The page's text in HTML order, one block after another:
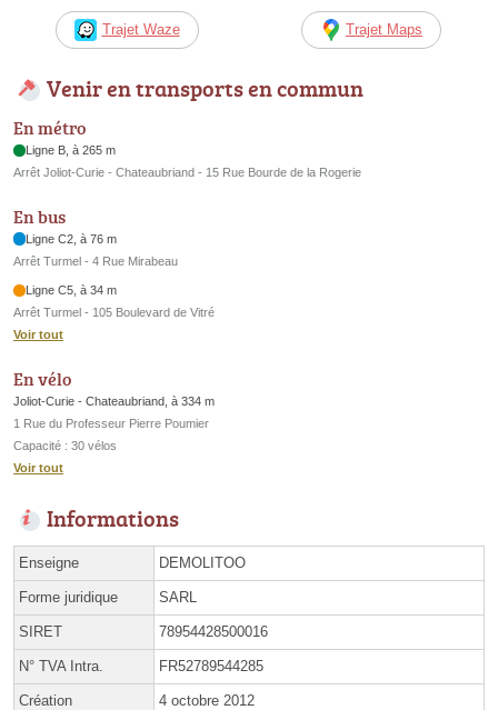
Trajet Waze Trajet Maps
Venir en transports en commun
En métro
Ligne B, à 265 m
Arrêt Joliot-Curie - Chateaubriand - 15 Rue Bourde de la Rogerie
En bus
Ligne C2, à 76 m
Arrêt Turmel - 4 Rue Mirabeau
Ligne C5, à 34 m
Arrêt Turmel - 105 Boulevard de Vitré
Voir tout
En vélo
Joliot-Curie - Chateaubriand, à 334 m
1 Rue du Professeur Pierre Poumier
Capacité : 30 vélos
Voir tout
Informations
Enseigne DEMOLITOO
Forme juridique SARL
SIRET 78954428500016
N° TVA Intra. FR52789544285
Création 4 octobre 2012